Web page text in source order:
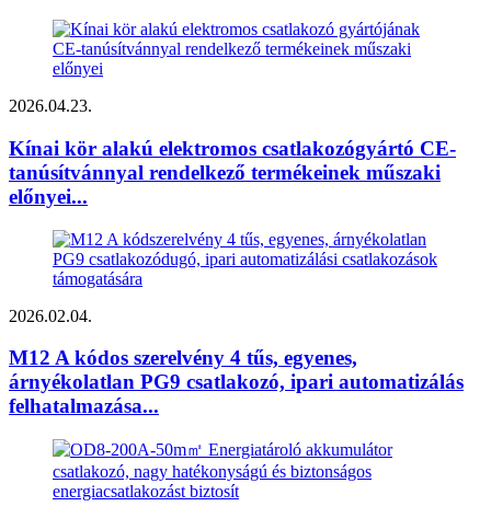
2026.04.23.
Kínai kör alakú elektromos csatlakozógyártó CE-
tanúsítvánnyal rendelkező termékeinek műszaki
előnyei...
2026.02.04.
M12 A kódos szerelvény 4 tűs, egyenes,
árnyékolatlan PG9 csatlakozó, ipari automatizálás
felhatalmazása...